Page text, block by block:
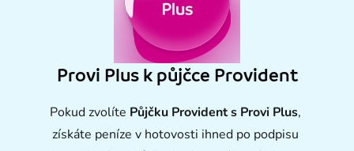
Provi Plus k půjčce Provident
Pokud zvolíte Půjčku Provident s Provi Plus,
získáte peníze v hotovosti ihned po podpisu